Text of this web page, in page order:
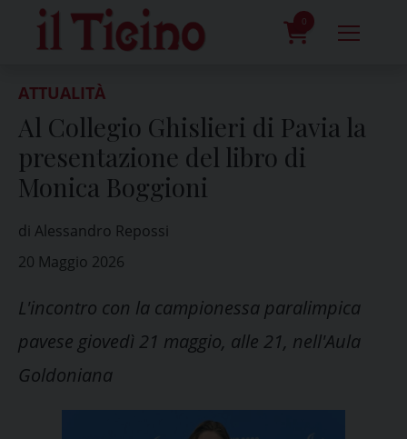
content
0
ATTUALITÀ
Al Collegio Ghislieri di Pavia la
presentazione del libro di
Monica Boggioni
di Alessandro Repossi
20 Maggio 2026
L'incontro con la campionessa paralimpica
pavese giovedì 21 maggio, alle 21, nell'Aula
Goldoniana